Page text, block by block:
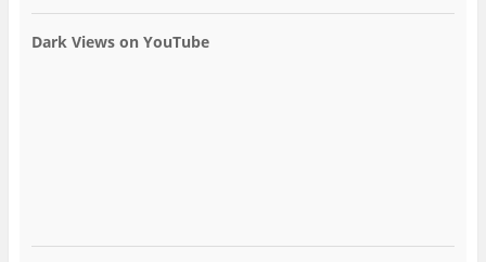
Dark Views on YouTube